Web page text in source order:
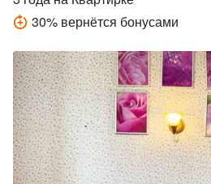
30% вернётся бонусами